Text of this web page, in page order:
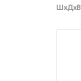
ШхДхВ